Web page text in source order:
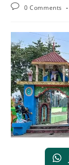
0 Comments